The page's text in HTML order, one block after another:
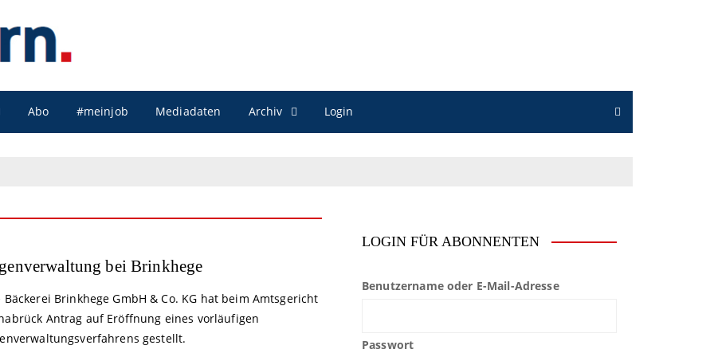
Abo #meinjob Mediadaten Archiv Login
bei Brinkhege
Bäckerei Brinkhege GmbH & Co. KG hat beim Amtsgericht
Antrag auf Eröffnung eines vorläufigen
gestellt.
LOGIN FÜR ABONNENTEN
Benutzername oder E-Mail-Adresse
Passwort